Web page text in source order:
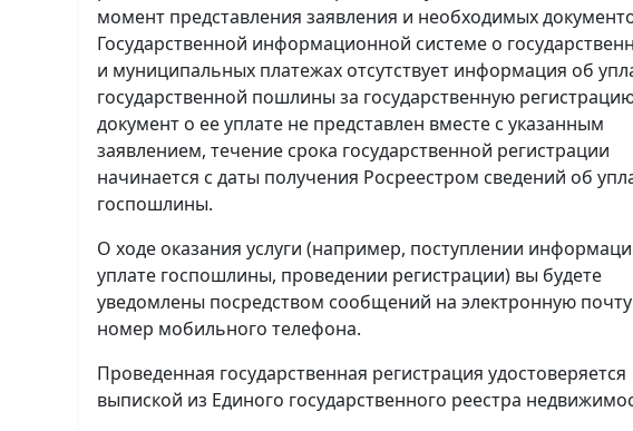
момент представления заявления и необходимых
Государственной информационной системе о
и муниципальных платежах отсутствует информация об
государственной пошлины за государственную
документ о ее уплате не представлен вместе с указанным
заявлением, течение срока государственной регистрации
начинается с даты получения Росреестром сведений об
госпошлины.
О ходе оказания услуги (например, поступлении
уплате госпошлины, проведении регистрации) вы будете
уведомлены посредством сообщений на электронную
номер мобильного телефона.
Проведенная государственная регистрация удостоверяется
выпиской из Единого государственного реестра